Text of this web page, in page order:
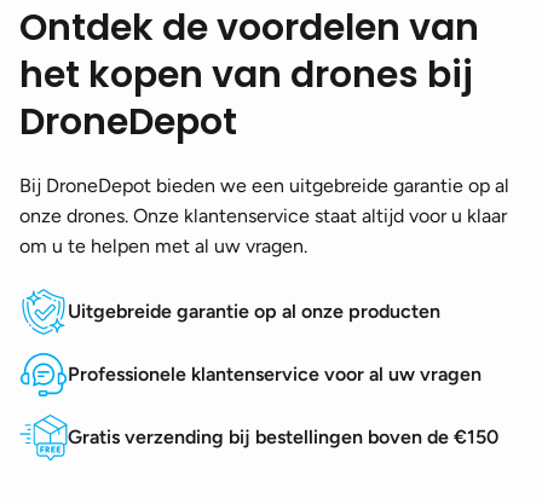
Ontdek de voordelen van
het kopen van drones bij
DroneDepot
Bij DroneDepot bieden we een uitgebreide garantie op al
onze drones. Onze klantenservice staat altijd voor u klaar
om u te helpen met al uw vragen.
Uitgebreide garantie op al onze producten
Professionele klantenservice voor al uw vragen
Gratis verzending bij bestellingen boven de €150